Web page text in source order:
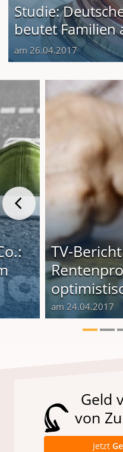
Studie:
beutet Familien
am 26.04.2017
TV-
am 24.04.2017
Geld
von
Jetzt